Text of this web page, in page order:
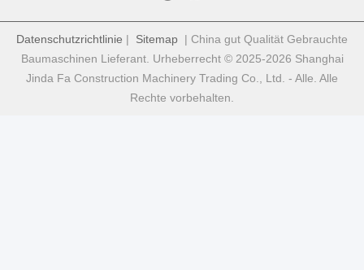
Datenschutzrichtlinie | Sitemap | China gut Qualität Gebrauchte
Baumaschinen Lieferant. Urheberrecht © 2025-2026 Shanghai
Jinda Fa Construction Machinery Trading Co., Ltd. - Alle. Alle
Rechte vorbehalten.